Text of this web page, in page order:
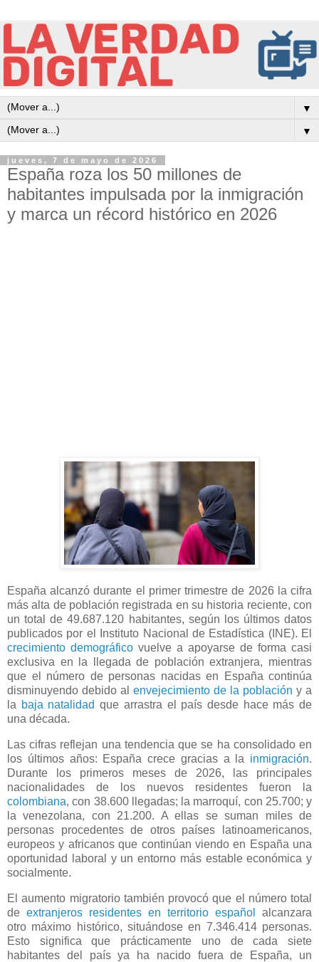
▼
▼
jueves, 7 de mayo de 2026
España roza los 50 millones de
habitantes impulsada por la inmigración
y marca un récord histórico en 2026
España alcanzó durante el primer trimestre de 2026 la cifra
más alta de población registrada en su historia reciente, con
un total de 49.687.120 habitantes, según los últimos datos
publicados por el Instituto Nacional de Estadística (INE). El
crecimiento demográfico vuelve a apoyarse de forma casi
exclusiva en la llegada de población extranjera, mientras
que el número de personas nacidas en España continúa
disminuyendo debido al envejecimiento de la población y a
la baja natalidad que arrastra el país desde hace más de
una década.
Las cifras reflejan una tendencia que se ha consolidado en
los últimos años: España crece gracias a la inmigración.
Durante los primeros meses de 2026, las principales
nacionalidades de los nuevos residentes fueron la
colombiana, con 38.600 llegadas; la marroquí, con 25.700; y
la venezolana, con 21.200. A ellas se suman miles de
personas procedentes de otros países latinoamericanos,
europeos y africanos que continúan viendo en España una
oportunidad laboral y un entorno más estable económica y
socialmente.
El aumento migratorio también provocó que el número total
de extranjeros residentes en territorio español
alcanzara
otro máximo histórico, situándose en 7.346.414 personas.
Esto significa que prácticamente uno de cada siete
habitantes del país ya ha nacido fuera de España, un